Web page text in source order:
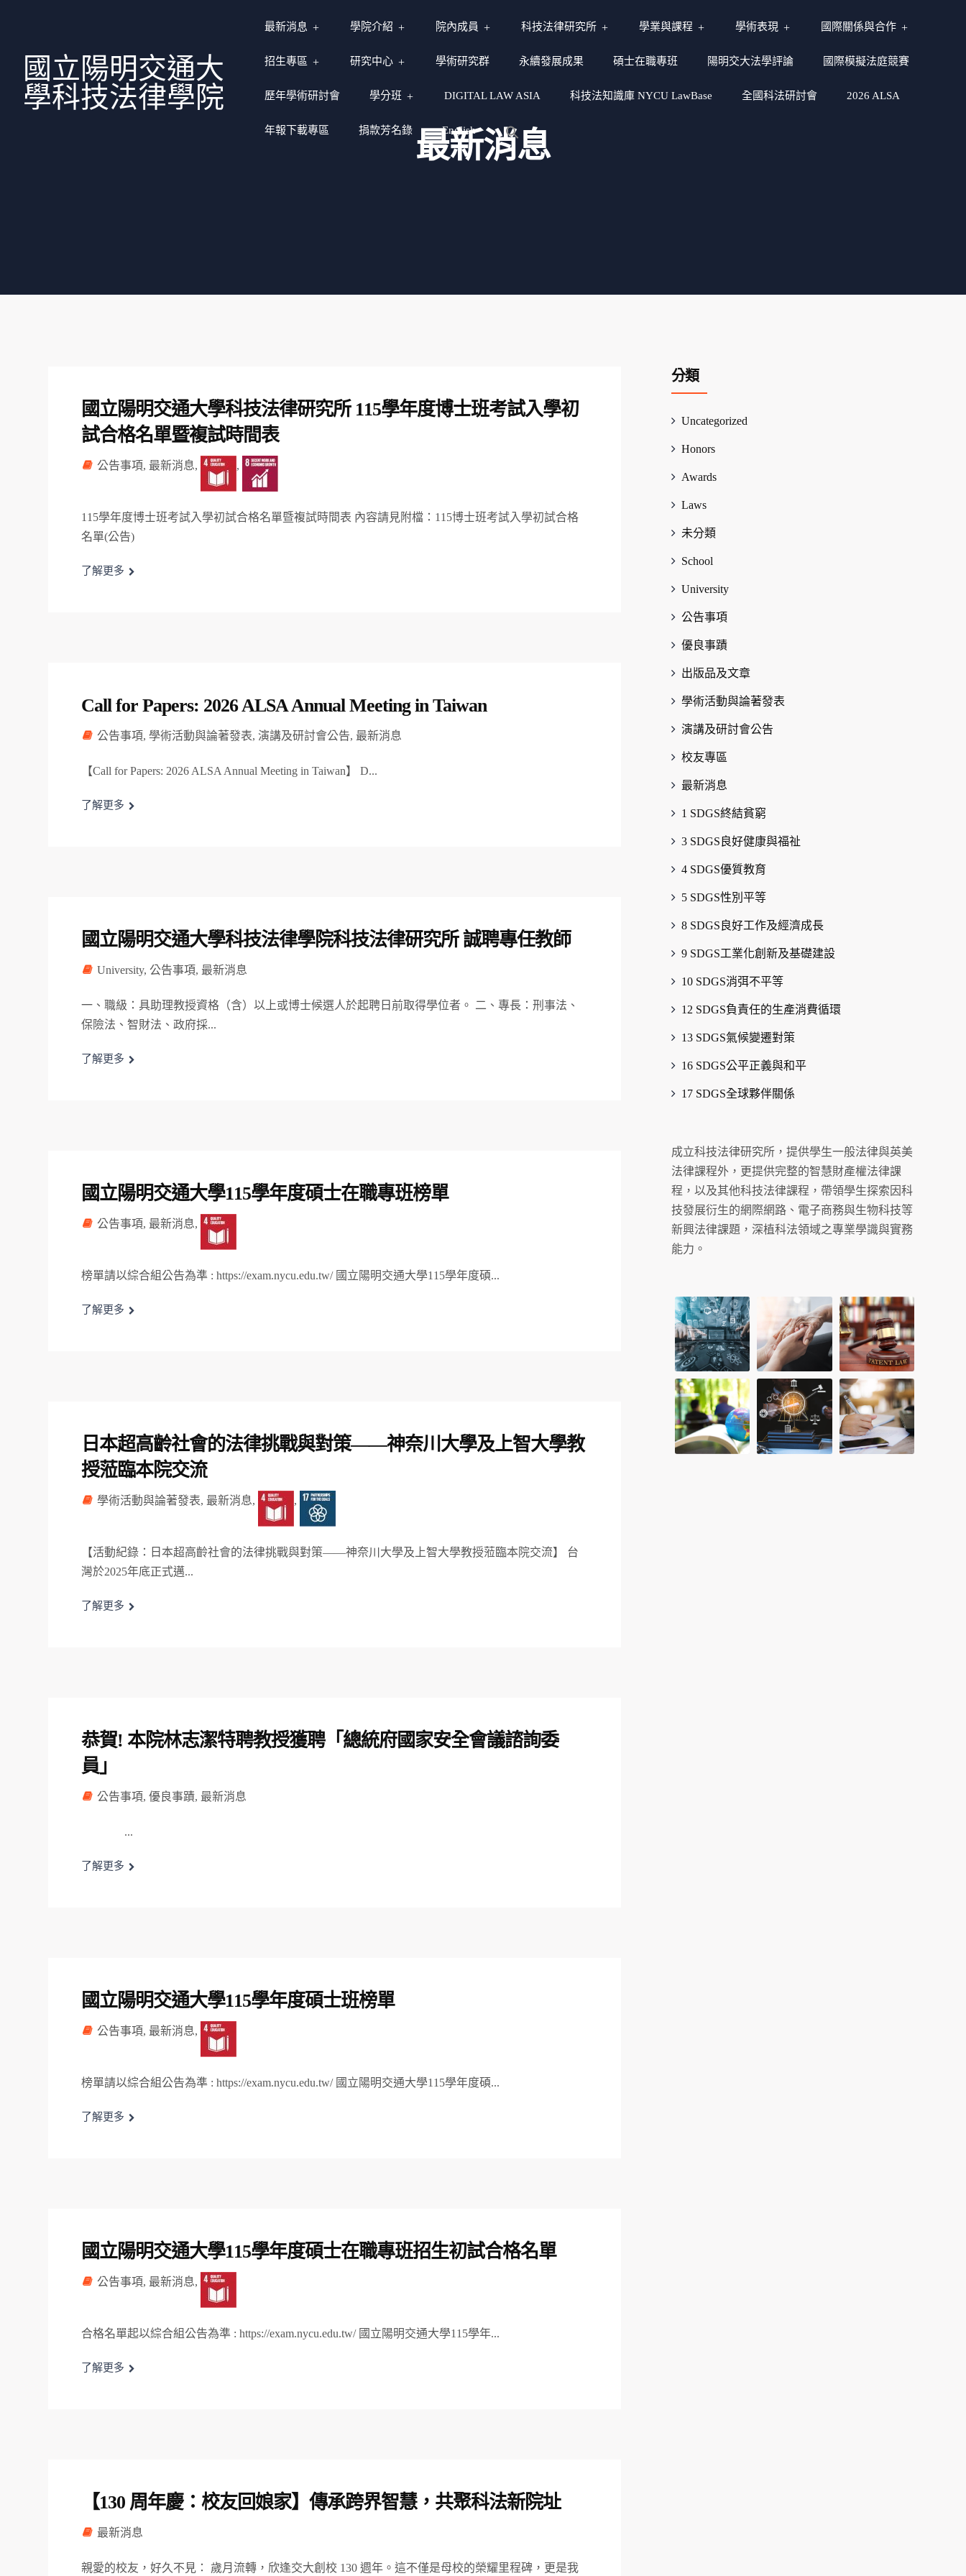
國立陽明交通大
學科技法律學院
最新消息 學院介紹 院內成員 科技法律研究所 學業與課程 學術表現 國際關係與合作
招生專區 研究中心 學術研究群 永續發展成果 碩士在職專班 陽明交大法學評論 國際模擬法庭競賽
歷年學術研討會 學分班 DIGITAL LAW ASIA 科技法知識庫 NYCU LawBase 全國科法研討會 2026 ALSA
年報下載專區 捐款芳名錄 English
最新消息
國立陽明交通大學科技法律研究所 115學年度博士班考試入學初
試合格名單暨複試時間表
公告事項, 最新消息, ,
115學年度博士班考試入學初試合格名單暨複試時間表 內容請見附檔：115博士班考試入學初試合格
名單(公告)
了解更多
Call for Papers: 2026 ALSA Annual Meeting in Taiwan
公告事項, 學術活動與論著發表, 演講及研討會公告, 最新消息
【Call for Papers: 2026 ALSA Annual Meeting in Taiwan】 D...
了解更多
國立陽明交通大學科技法律學院科技法律研究所 誠聘專任教師
University, 公告事項, 最新消息
一、職級：具助理教授資格（含）以上或博士候選人於起聘日前取得學位者。 二、專長：刑事法、
保險法、智財法、政府採...
了解更多
國立陽明交通大學115學年度碩士在職專班榜單
公告事項, 最新消息,
榜單請以綜合組公告為準 : https://exam.nycu.edu.tw/ 國立陽明交通大學115學年度碩...
了解更多
日本超高齡社會的法律挑戰與對策——神奈川大學及上智大學教
授蒞臨本院交流
學術活動與論著發表, 最新消息, ,
【活動紀錄：日本超高齡社會的法律挑戰與對策——神奈川大學及上智大學教授蒞臨本院交流】 台
灣於2025年底正式邁...
了解更多
恭賀! 本院林志潔特聘教授獲聘「總統府國家安全會議諮詢委
員」
公告事項, 優良事蹟, 最新消息
...
了解更多
國立陽明交通大學115學年度碩士班榜單
公告事項, 最新消息,
榜單請以綜合組公告為準 : https://exam.nycu.edu.tw/ 國立陽明交通大學115學年度碩...
了解更多
國立陽明交通大學115學年度碩士在職專班招生初試合格名單
公告事項, 最新消息,
合格名單起以綜合組公告為準 : https://exam.nycu.edu.tw/ 國立陽明交通大學115學年...
了解更多
【130 周年慶：校友回娘家】傳承跨界智慧，共聚科法新院址
最新消息
親愛的校友，好久不見： 歲月流轉，欣逢交大創校 130 週年。這不僅是母校的榮耀里程碑，更是我
分類
Uncategorized
Honors
Awards
Laws
未分類
School
University
公告事項
優良事蹟
出版品及文章
學術活動與論著發表
演講及研討會公告
校友專區
最新消息
1 SDGS終結貧窮
3 SDGS良好健康與福祉
4 SDGS優質教育
5 SDGS性別平等
8 SDGS良好工作及經濟成長
9 SDGS工業化創新及基礎建設
10 SDGS消弭不平等
12 SDGS負責任的生產消費循環
13 SDGS氣候變遷對策
16 SDGS公平正義與和平
17 SDGS全球夥伴關係
成立科技法律研究所，提供學生一般法律與英美
法律課程外，更提供完整的智慧財產權法律課
程，以及其他科技法律課程，帶領學生探索因科
技發展衍生的網際網路、電子商務與生物科技等
新興法律課題，深植科法領域之專業學識與實務
能力。